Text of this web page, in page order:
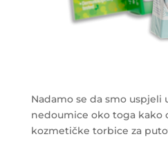
Nadamo se da smo uspjeli
nedoumice oko toga kako
kozmetičke torbice za